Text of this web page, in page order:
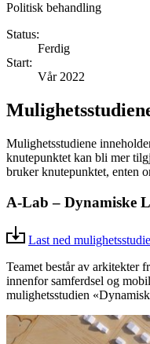
Politisk behandling
Status:
Ferdig
Start:
Vår 2022
Mulighetsstudiene
knutepunktet kan bli mer
bruker knutepunktet, enten
A-Lab – Dynamiske
Last ned
Teamet består av arkitekter
innenfor samferdsel og
mulighetsstudien